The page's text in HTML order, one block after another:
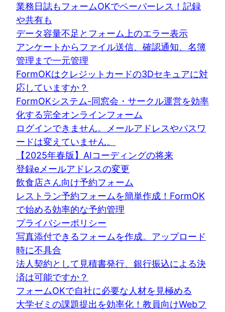
業務日誌もフォームOKでペーパーレス！記録
や共有も
データ容量不足とフォーム上のエラー表示
アンケートからファイル送信、確認通知、名簿
管理まで一元管理
FormOKはクレジットカードの3Dセキュアに対
応していますか？
FormOKシステム-同窓会・サークル運営を効率
化する完全オンラインフォーム
ログインできません。メールアドレスやパスワ
ードは変えていません。
【2025年春版】AIコーディングの将来
登録eメールアドレスの変更
飲食店さん向け予約フォーム
レストラン予約フォームを簡単作成！FormOK
で始める効率的な予約管理
プライバシーポリシー
写真添付できるフォームを作成。アップロード
時に不具合
法人契約として見積書発行、銀行振込による決
済は可能ですか？
フォームOKで自社に必要な人材を見極める
大学ゼミの課題提出を効率化！教員向けWebフ